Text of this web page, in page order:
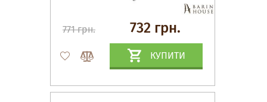
771 грн. 732 грн.
КУПИТИ